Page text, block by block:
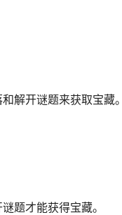
解开谜题来获取宝藏。
题才能获得宝藏。